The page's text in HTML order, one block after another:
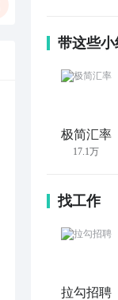
带这些
极简汇率
17.1万
找工作
拉勾招聘